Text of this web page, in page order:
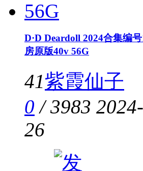
D·D Deardoll 2024合集编
房原版40v 56G
41紫霞仙子
0 /3983
26